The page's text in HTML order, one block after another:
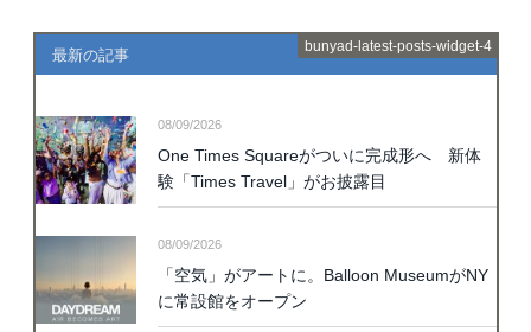
bunyad-latest-posts-widget-4
最新の記事
08/09/2026
One Times Squareがついに完成形へ 新体
験「Times Travel」がお披露目
08/09/2026
「空気」がアートに。Balloon MuseumがNY
に常設館をオープン